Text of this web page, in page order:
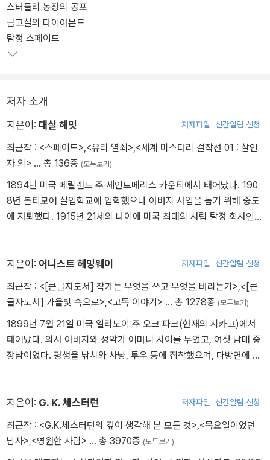
적인 미국 탐정의 모습을 보여주는 고전 하드보일드 '탐정 스페이드',
수십 년간 철도업계에서 일했던 F. W. 크로프츠의 해박한 전문 지식
이 돋보이는 '급행열차 안의 수수께끼' 등 고전 추리 작가들의 개성을
가득 담은 9편의 작품을 수록했다.
스터들리 농장의 공포
금고실의 다이아몬드
탐정 스페이드
저자 소개
지은이: 대실 해밋 저자파일 신간알림 신청
최근작 : <스페이드> <유리 열쇠> <세계 미스터리 걸작선 01 : 살인
자 외> … 총 136종 (모두보기)
1894년 미국 메릴랜드 주 세인트메리스 카운티에서 태어났다. 190
8년 볼티모어 실업학교에 입학했으나 아버지 사업을 돕기 위해 중도
에 자퇴했다. 1915년 21세의 나이에 미국 최대의 사립 탐정 회사인
소설 비평을 게재하고 <대단한 강도>, <피의 수확>, <데인 가의 저주
알 카포네와 같은 밀주업자가 대중의 영웅이 되고 범죄가 들끓던 192
0년대 미국 사회를 배경으로 한 작품들을 주로 썼기 때문에 '1920년
대의 작가'라 불리기도 한다. 집필을 시작한 것이 1922년이고 마지막
소설이 1934년에 출간되었기 때문에 창작 경력은 비교적 짧다고 할
수 있다. 그 후로는 영화 일에 몰두했으며, 그의 작품 또한 영화로 다
시 했지만 공산주의 이념에 깊이 몰두했다고 보이지는 않는다. 1942
년 사병으로 재입대해 제2차 세계 대전에 참전했고 1945년 제대한
뒤 제퍼슨 사회과학 대학에서 추리소설 작법을 가르쳤다. 1961년 사
지은이: 어니스트 헤밍웨이 저자파일 신간알림 신청
최근작 : <[큰글자도서] 작가는 무엇을 쓰고 무엇을 버리는가> <[큰
글자도서] 가을빛 속으로> <고독 이야기> … 총 1278종 (모두보기)
1899년 7월 21일 미국 일리노이 주 오크 파크(현재의 시카고)에서
태어났다. 의사 아버지와 성악가 어머니 사이를 두었고, 여섯 남매 중
장남이었다. 평생을 낚시와 사냥, 투우 등에 집착했으며, 다방면에 걸
등학생 때 학교 주간지 편집을 맡아 직접 기사와 단편을 썼으며, 고등
수습기자로 일했다. 제1차 세계대전 중이던 1918년 적십자 야전병원
수송차 운전병으로 이탈리아 전선에서 복무하기도 했으며, 전선에 투
지은이: G. K. 체스터턴 저자파일 신간알림 신청
최근작 : <G.K.체스터턴의 깊이 생각해 본 모든 것> <목요일이었던
남자> <영원한 사람> … 총 3970종 (모두보기)